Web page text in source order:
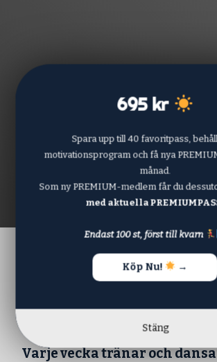
Varje vecka tränar och
695 kr
Spara upp till 40 favoritpass,
motivationsprogram och få nya
månad.
Som ny PREMIUM-medlem får du
med aktuella
Endast 100 st, först till kvarn
Köp Nu! →
Stäng